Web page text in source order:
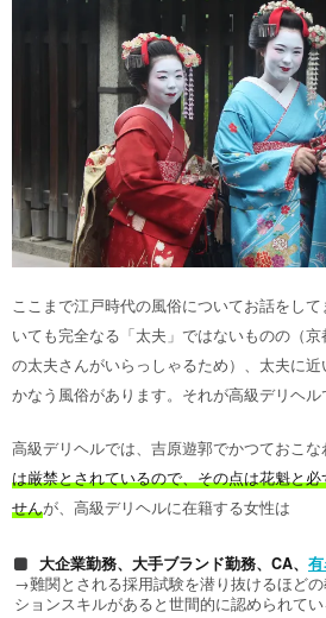
ここまで江戸時代の風俗についてお話をし
いても完全なる「太夫」ではないものの（
の太夫さんがいらっしゃるため）、太夫に
かなう風俗があります。それが高級デリヘル
高級デリヘルでは、吉原遊郭でかつておこ
は厳禁とされているので、その点は花魁と
せんが、高級デリヘルに在籍する女性は
大企業勤務、大手ブランド勤務、CA、
→難関とされる採用試験を潜り抜けるほど
ションスキルがあると世間的に認められて